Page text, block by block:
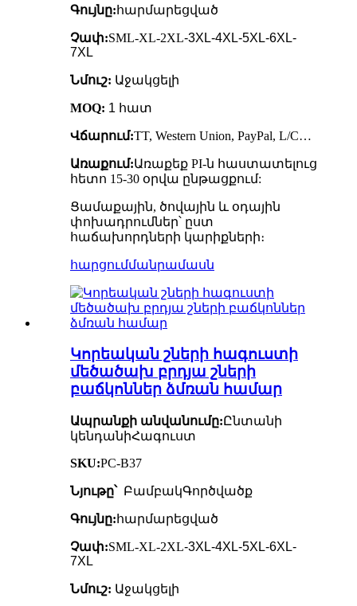
Գույնը: հարմարեցված
Չափ:SML-XL-2XL-3XL-4XL-5XL-6XL-
7XL
Նմուշ: Աջակցելի
MOQ: 1 հատ
Վճարում:TT, Western Union, PayPal, L/C…
Առաքում:Առաքեք PI-ն հաստատելուց
հետո 15-30 օրվա ընթացքում:
Ցամաքային, ծովային և օդային
փոխադրումներ՝ ըստ
հաճախորդների կարիքների։
հարցումմանրամասն
Կորեական շների հագուստի
մեծածախ բրդյա շների
բաճկոններ ձմռան համար
Ապրանքի անվանումը:Ընտանի
կենդանիՀագուստ
SKU:PC-B37
Նյութը՝ ԲամբակԳործվածք
Գույնը: հարմարեցված
Չափ:SML-XL-2XL-3XL-4XL-5XL-6XL-
7XL
Նմուշ: Աջակցելի